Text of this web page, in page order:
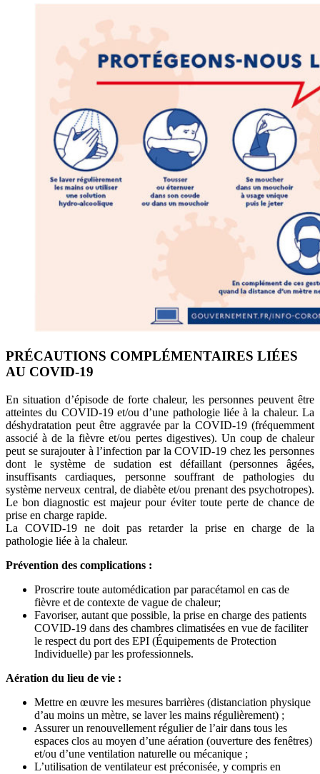
PRÉCAUTIONS COMPLÉMENTAIRES LIÉES
AU COVID-19
En situation d’épisode de forte chaleur, les personnes peuvent être
atteintes du COVID-19 et/ou d’une pathologie liée à la chaleur. La
déshydratation peut être aggravée par la COVID-19 (fréquemment
associé à de la fièvre et/ou pertes digestives). Un coup de chaleur
peut se surajouter à l’infection par la COVID-19 chez les personnes
dont le système de sudation est défaillant (personnes âgées,
insuffisants cardiaques, personne souffrant de pathologies du
système nerveux central, de diabète et/ou prenant des psychotropes).
Le bon diagnostic est majeur pour éviter toute perte de chance de
prise en charge rapide.
La COVID-19 ne doit pas retarder la prise en charge de la
pathologie liée à la chaleur.
Prévention des complications :
Proscrire toute automédication par paracétamol en cas de
fièvre et de contexte de vague de chaleur;
Favoriser, autant que possible, la prise en charge des patients
COVID-19 dans des chambres climatisées en vue de faciliter
le respect du port des EPI (Équipements de Protection
Individuelle) par les professionnels.
Aération du lieu de vie :
Mettre en œuvre les mesures barrières (distanciation physique
d’au moins un mètre, se laver les mains régulièrement) ;
Assurer un renouvellement régulier de l’air dans tous les
espaces clos au moyen d’une aération (ouverture des fenêtres)
et/ou d’une ventilation naturelle ou mécanique ;
L’utilisation de ventilateur est préconisée, y compris en